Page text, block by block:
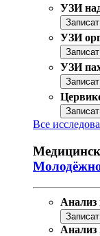
УЗИ
УЗИ
УЗИ
Все
Анализ
Анализ